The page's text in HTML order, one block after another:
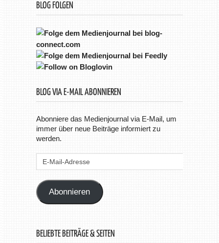
BLOG FOLGEN
BLOG VIA E-MAIL ABONNIEREN
Abonniere das Medienjournal via E-Mail, um
immer über neue Beiträge informiert zu
werden.
Abonnieren
BELIEBTE BEITRÄGE & SEITEN